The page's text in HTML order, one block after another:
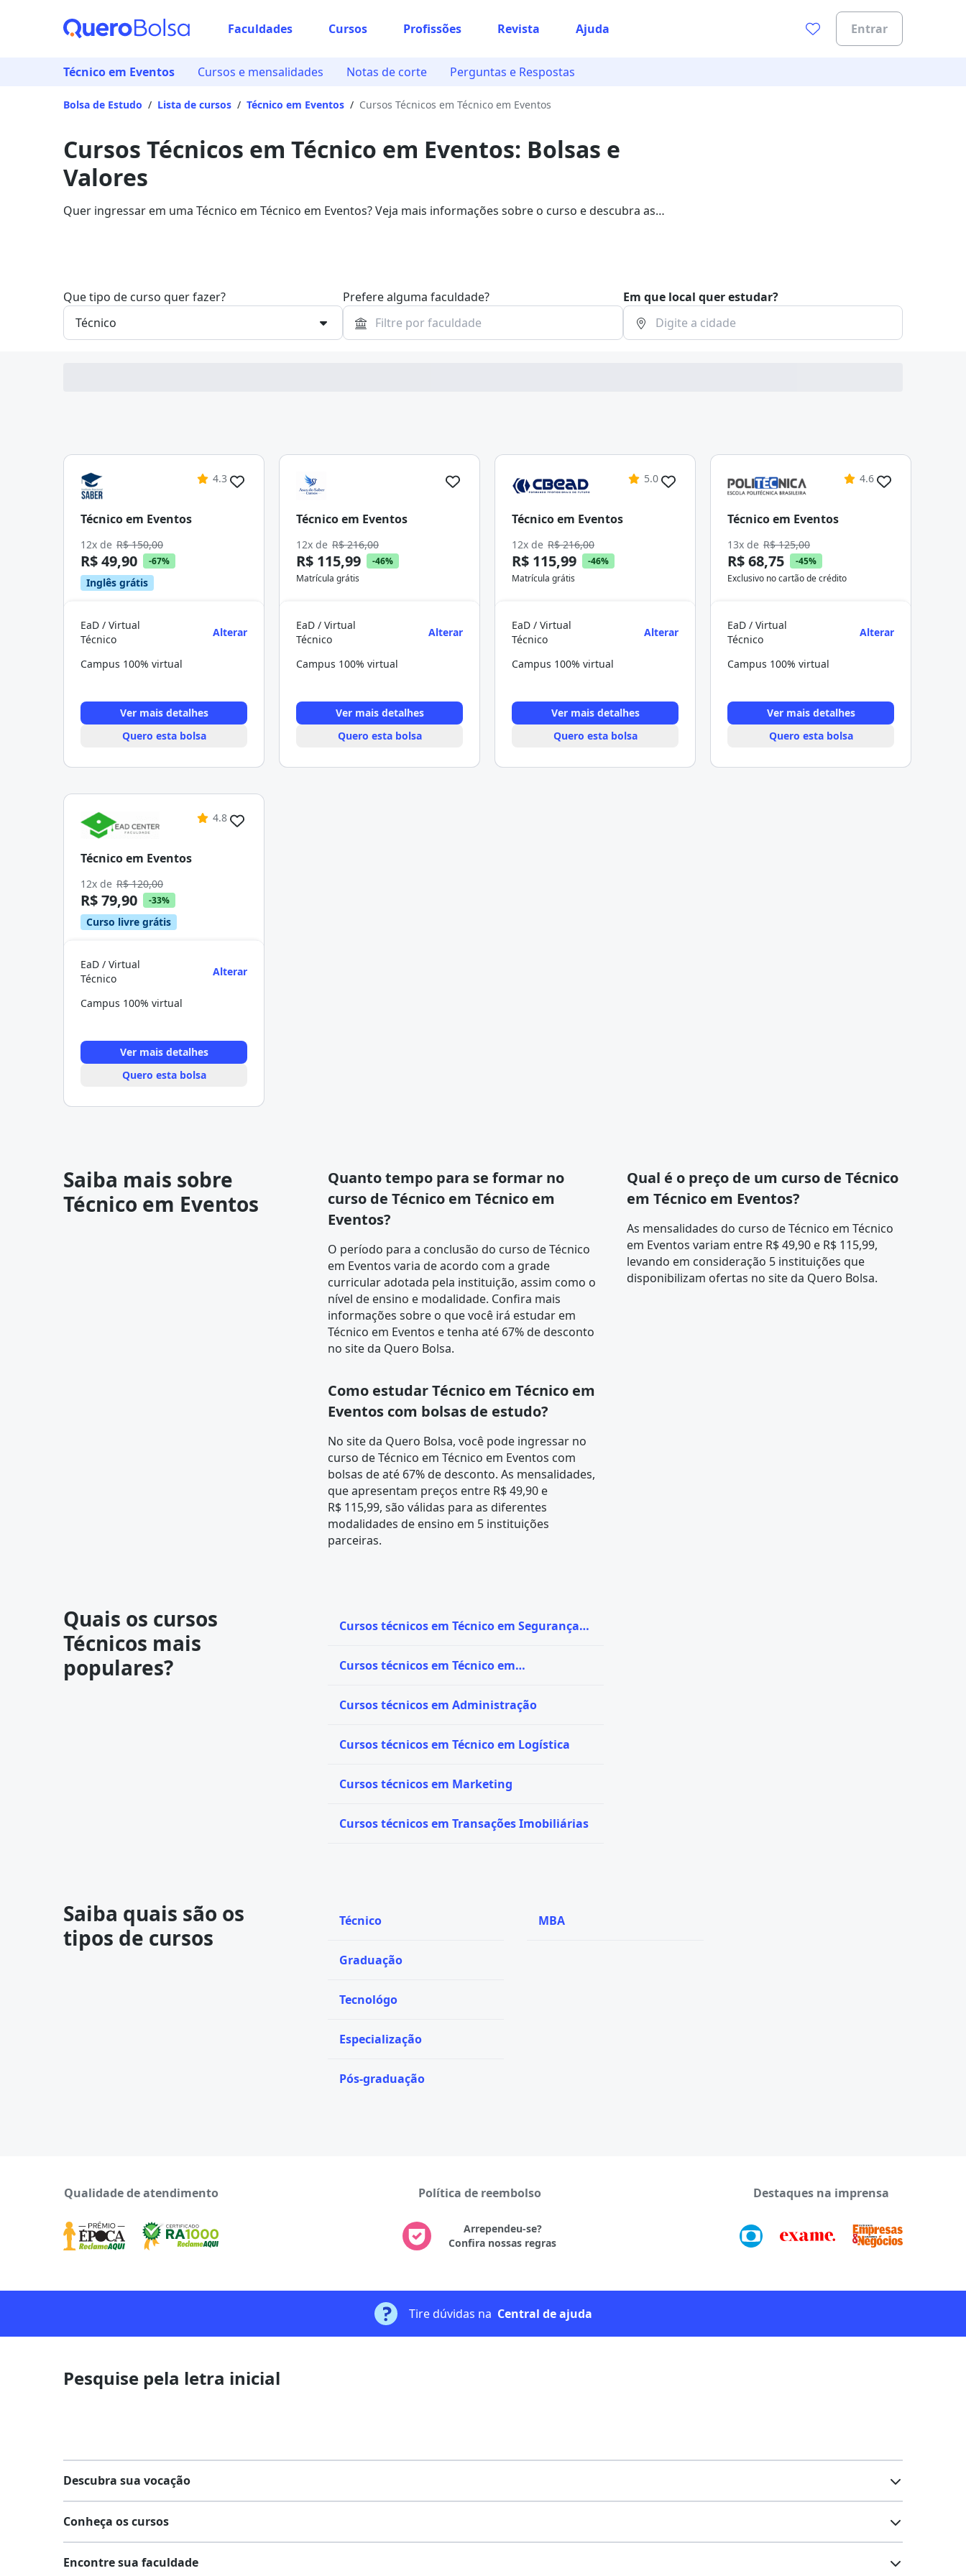
Faculdades Cursos Profissões Revista Ajuda Entrar
Técnico em Eventos Cursos e mensalidades Notas de corte Perguntas e Respostas
Bolsa de Estudo / Lista de cursos / Técnico em Eventos / Cursos Técnicos em Técnico em Eventos
Cursos Técnicos em Técnico em Eventos: Bolsas e
Valores
Quer ingressar em uma Técnico em Técnico em Eventos? Veja mais informações sobre o curso e descubra as
Que tipo de curso quer fazer? Prefere alguma faculdade? Em que local quer estudar?
4.3
Técnico em Eventos
12x de R$ 150,00
R$ 49,90 -67%
Inglês grátis
EaD / Virtual
Técnico
Alterar
Campus 100% virtual
Ver mais detalhes
Quero esta bolsa
Técnico em Eventos
12x de R$ 216,00
R$ 115,99
-46%
Matrícula grátis
EaD / Virtual
Técnico
Alterar
Campus 100% virtual
Ver mais detalhes
Quero esta bolsa
5.0
Técnico em Eventos
12x de R$ 216,00
R$ 115,99
-46%
Matrícula grátis
EaD / Virtual
Técnico
Alterar
Campus 100% virtual
Ver mais detalhes
Quero esta bolsa
4.6
Técnico em Eventos
13x de R$ 125,00
R$ 68,75
-45%
Exclusivo no cartão de crédito
EaD / Virtual
Técnico
Alterar
Campus 100% virtual
Ver mais detalhes
Quero esta bolsa
4.8
Técnico em Eventos
12x de R$ 120,00
R$ 79,90 -33%
Curso livre grátis
EaD / Virtual
Técnico
Alterar
Campus 100% virtual
Ver mais detalhes
Quero esta bolsa
Saiba mais sobre
Técnico em Eventos
Quanto tempo para se formar no
curso de Técnico em Técnico em
Eventos?
O período para a conclusão do curso de Técnico
em Eventos varia de acordo com a grade
curricularadotada pela instituição, assim como o
nível de ensino e modalidade. Confira mais
informações sobre o que você irá estudar em
Técnico em Eventos e tenha até 67% de desconto
no site da Quero Bolsa.
Qual é o preço de um curso de Técnico
em Técnico em Eventos?
As mensalidades do curso de Técnico em Técnico
em Eventos variam entre R$ 49,90 e R$ 115,99,
levando em consideração 5 instituições que
disponibilizam ofertas no site da Quero Bolsa.
Como estudar Técnico em Técnico em
Eventos com bolsas de estudo?
No site da Quero Bolsa, você pode ingressar no
curso de Técnico em Técnico em Eventos com
bolsas de até 67% de desconto. As mensalidades,
que apresentam preços entre R$ 49,90 e
R$ 115,99, são válidas para as diferentes
modalidades de ensino em 5 instituições
parceiras.
Quais os cursos
Técnicos mais
populares?
Cursos técnicos em Técnico em Segurança
Cursos técnicos em Técnico em
Cursos técnicos em Administração
Cursos técnicos em Técnico em Logística
Cursos técnicos em Marketing
Cursos técnicos em Transações Imobiliárias
Saiba quais são os
tipos de cursos
Técnico
Graduação
Tecnológo
Especialização
Pós-graduação
MBA
Qualidade de atendimento Política de reembolso
Arrependeu-se?
Confira nossas regras
Destaques na imprensa
Tire dúvidas na Central de ajuda
Pesquise pela letra inicial
Descubra sua vocação
Lista de profissões
Conheça os cursos
Encontre sua faculdade